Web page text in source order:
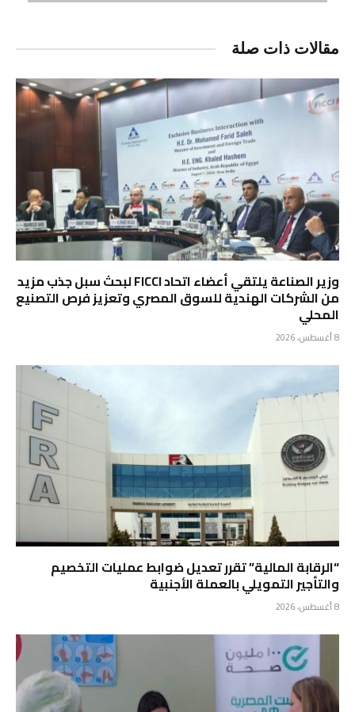
مقالات ذات صلة
وزير الصناعة يلتقي أعضاء اتحاد FICCI لبحث سبل جذب مزيد
من الشركات الهندية للسوق المصري وتعزيز فرص التصنيع
المحلي
8 أغسطس، 2026
“الرقابة المالية” تقرر تعديل ضوابط عمليات التخصيم
والتأجير التمويلي بالعملة الأجنبية
8 أغسطس، 2026